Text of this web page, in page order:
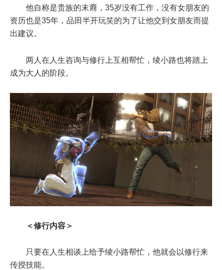
他自称是贵族的末裔，35岁没有工作，没有女朋友的
资历也是35年，品田半开玩笑的为了让他交到女朋友而提
出建议。
两人在人生咨询与修行上互相帮忙，绫小路也将踏上
成为大人的阶段。
＜修行内容＞
只要在人生相谈上给予绫小路帮忙，他就会以修行来
传授技能。